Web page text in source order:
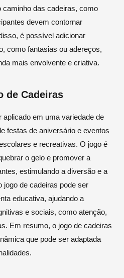
caminho das cadeiras, como
devem contornar
é possível adicionar
como fantasias ou adereços,
mais envolvente e criativa.
de Cadeiras
em uma variedade de
festas de aniversário e eventos
e recreativas. O jogo é
o gelo e promover a
estimulando a diversão e a
jogo de cadeiras pode ser
educativa, ajudando a
e sociais, como atenção,
Em resumo, o jogo de cadeiras
que pode ser adaptada